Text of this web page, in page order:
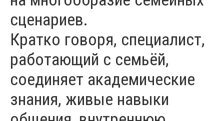
сценариев.
Кратко говоря, специалист,
работающий с семьёй,
соединяет академические
знания, живые навыки